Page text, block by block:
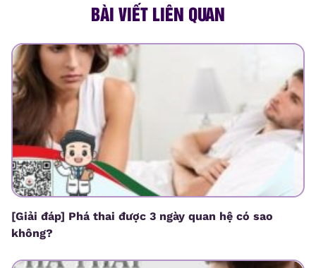
BÀI VIẾT LIÊN QUAN
[Giải đáp] Phá thai được 3 ngày quan hệ có sao
không?